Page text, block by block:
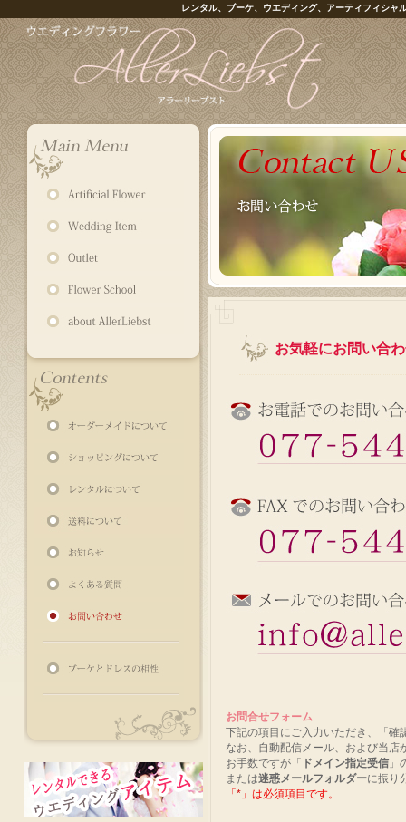
レンタル、ブーケ、ウエディング、アーティフィシャ
お気軽にお問い合
お問合せフォーム
下記の項目にご入力いただき、「確
なお、自動配信メール、および当店
お手数ですが「
ドメイン指定受信 」
または迷惑メールフォルダーに振り
「 * 」は必須項目です。